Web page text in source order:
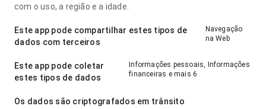
com o uso, a região e a idade.
Este app pode compartilhar estes tipos de
dados com terceiros
Navegação
na Web
Este app pode coletar
estes tipos de dados
Informações pessoais, Informações
financeiras e mais 6
Os dados são criptografados em trânsito